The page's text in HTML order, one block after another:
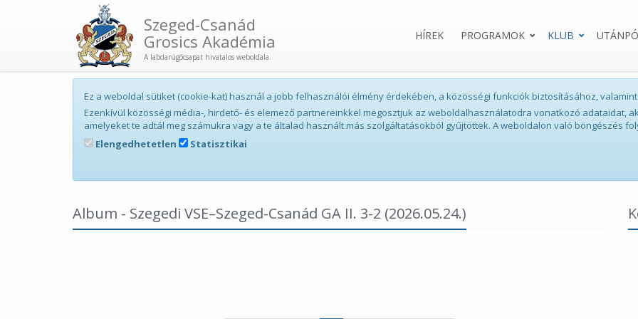
Szeged-Csanád
Grosics Akadémia
A labdarúgócsapat hivatalos weboldala.
HÍREK PROGRAMOK KLUB
Ez a weboldal sütiket (cookie-kat) használ a jobb felhasználói élmény érdekében, a közösségi funkciók biztosításához,
Ezenkívül közösségi média-, hirdető- és elemező partnereinkkel megosztjuk az weboldalhasználatodra vonatkozó adataidat,
amelyeket te adtál meg számukra vagy a te általad használt más szolgáltatásokból gyűjtöttek. A weboldalon való böngészés
Elengedhetetlen
Statisztikai
Album - Szegedi VSE–Szeged-Csanád GA II. 3-2 (2026.05.24.)